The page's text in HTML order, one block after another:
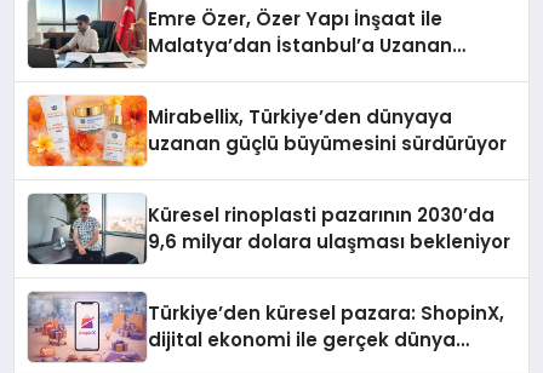
Emre Özer, Özer Yapı İnşaat ile
Malatya’dan İstanbul’a Uzanan
Mirabellix, Türkiye’den dünyaya
uzanan güçlü büyümesini sürdürüyor
Küresel rinoplasti pazarının 2030’da
9,6 milyar dolara ulaşması bekleniyor
Türkiye’den küresel pazara: ShopinX,
dijital ekonomi ile gerçek dünya